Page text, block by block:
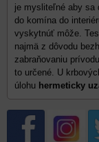
je mysliteľné aby sa
do komína do
vyskytnúť môže.
najmä z dôvodu
zabraňovaniu
to určené. U
úlohu hermeticky